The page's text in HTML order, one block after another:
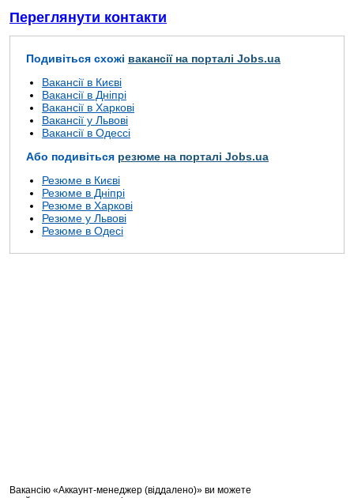
Переглянути контакти
Подивіться схожі вакансії на порталі Jobs.ua
Вакансії в Києві
Вакансії в Дніпрі
Вакансії в Харкові
Вакансії у Львові
Вакансії в Одессі
Або подивіться резюме на порталі Jobs.ua
Резюме в Києві
Резюме в Дніпрі
Резюме в Харкові
Резюме у Львові
Резюме в Одесі
Вакансію «Аккаунт-менеджер (віддалено)» ви можете